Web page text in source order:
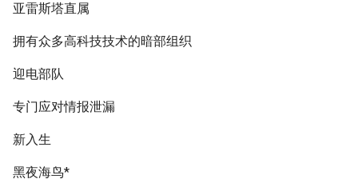
亚雷斯塔直属
拥有众多高科技技术的暗部组织
迎电部队
专门应对情报泄漏
新入生
黑夜海鸟*